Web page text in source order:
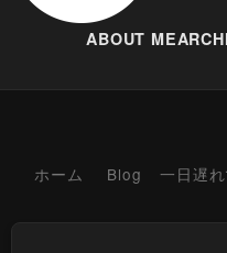
ABOUT ME
ホーム Blog 一日遅れ